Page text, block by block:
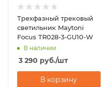
Трехфазный трековый
светильник Maytoni
Focus TR028-3-GU10-W
В наличии
3 290 руб./шт
В корзину